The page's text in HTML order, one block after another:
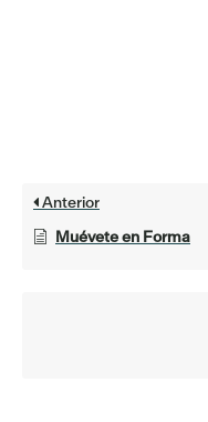
Anterior
Muévete en Forma